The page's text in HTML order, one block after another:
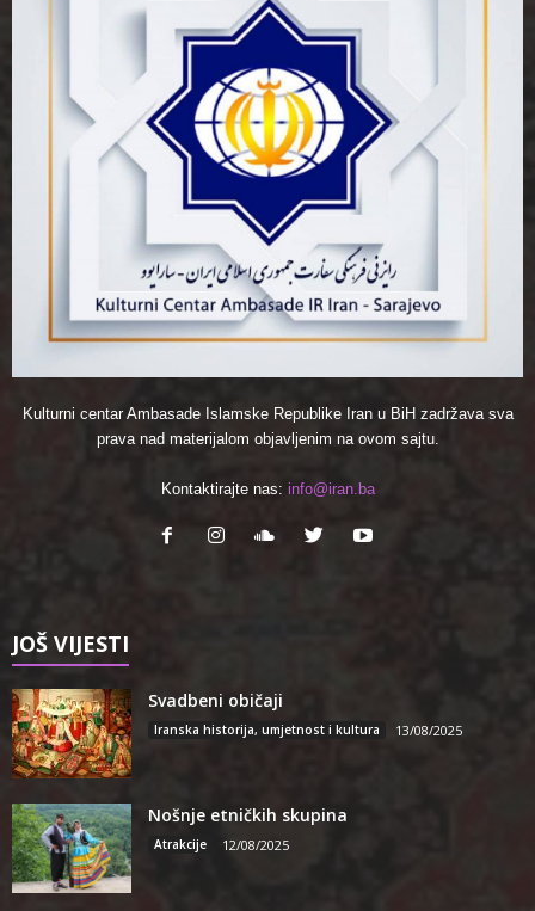
Kulturni centar Ambasade Islamske Republike Iran u BiH zadržava sva
prava nad materijalom objavljenim na ovom sajtu.
Kontaktirajte nas: info@iran.ba
JOŠ VIJESTI
Svadbeni običaji
Iranska historija, umjetnost i kultura 13/08/2025
Nošnje etničkih skupina
Atrakcije 12/08/2025